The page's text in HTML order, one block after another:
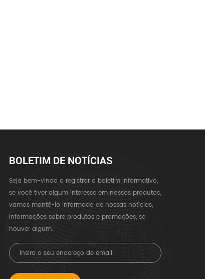
BOLETIM DE NOTÍCIAS
Seja bem-vindo a registrar o boletim informativo,
se você tiver algum interesse em nossos produtos,
vamos mantê-lo informado de nossas notícias,
informações sobre produtos e promoções, se
houver algum.